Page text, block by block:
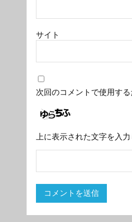
サイト
次回のコメントで使用す
上に表示された文字を入力